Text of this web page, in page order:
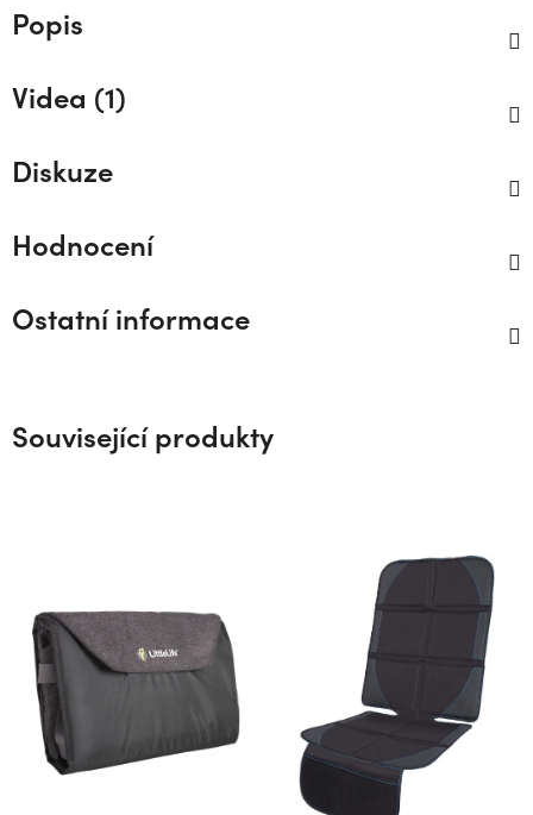
Popis
Videa (1)
Diskuze
Hodnocení
Ostatní informace
Související produkty